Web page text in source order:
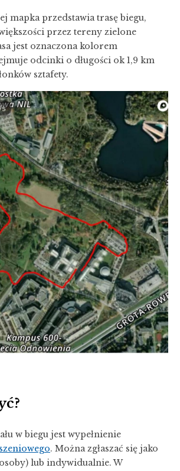
mapka przedstawia trasę biegu,
przez tereny zielone
jest oznaczona kolorem
odcinki o długości ok 1,9 km
sztafety.
w biegu jest wypełnienie
. Można zgłaszać się jako
lub indywidualnie. W